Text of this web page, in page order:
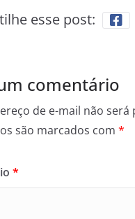
esse post:
comentário
de e-mail não será
são marcados com *
*